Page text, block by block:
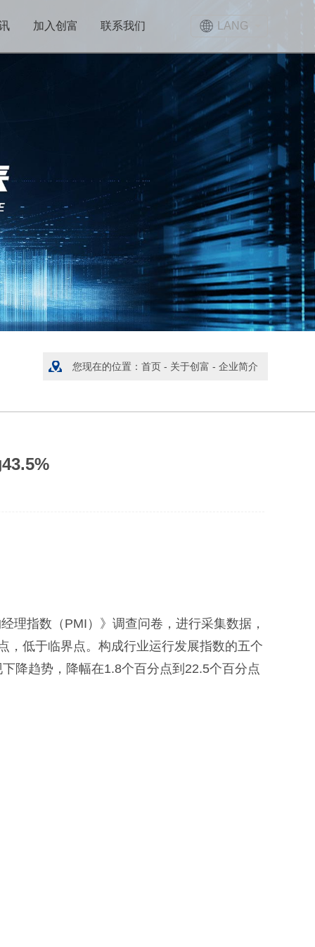
加入创富 联系我们 LANG
您现在的位置：首页 - 关于创富 -企业简介
理指数（PMI）》调查问卷，进行采集数据，
，低于临界点。构成行业运行发展指数的五个
降趋势，降幅在1.8个百分点到22.5个百分点